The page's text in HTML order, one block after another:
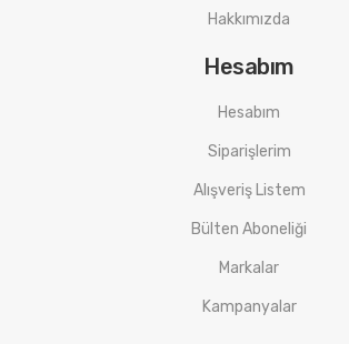
Hakkımızda
Hesabım
Hesabım
Siparişlerim
Alışveriş Listem
Bülten Aboneliği
Markalar
Kampanyalar